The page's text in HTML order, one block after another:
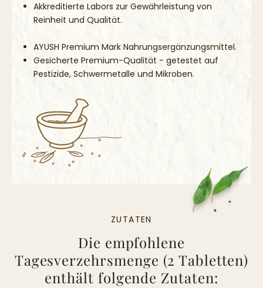
Akkreditierte Labors zur Gewährleistung von
Reinheit und Qualität.
AYUSH Premium Mark Nahrungsergänzungsmittel.
Gesicherte Premium-Qualität - getestet auf
Pestizide, Schwermetalle und Mikroben.
ZUTATEN
Die empfohlene
Tagesverzehrsmenge (2 Tabletten)
enthält folgende Zutaten: